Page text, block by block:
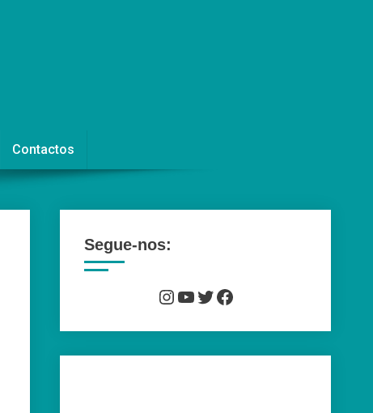
Contactos
Segue-nos:
Instagram
YouTube
Twitter
Facebook